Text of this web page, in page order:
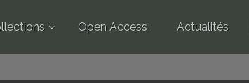
Open Access Actualités